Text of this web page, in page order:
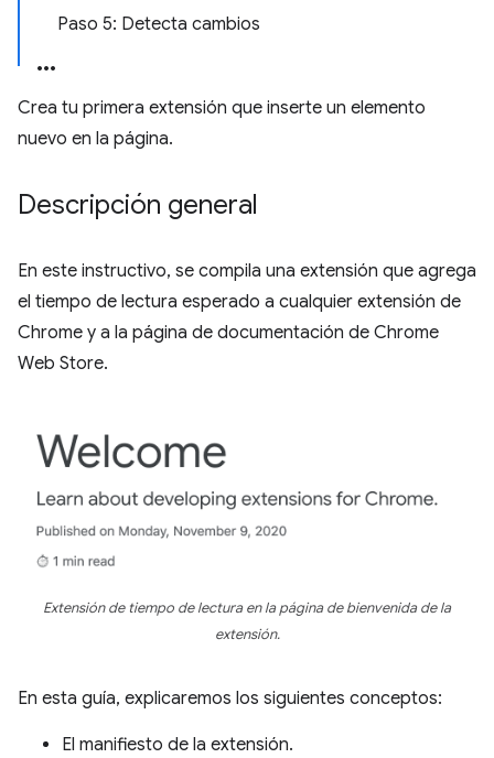
Paso 5: Detecta cambios
Crea tu primera extensión que inserte un elemento
nuevo en la página.
Descripción general
En este instructivo, se compila una extensión que agrega
el tiempo de lectura esperado a cualquier extensión de
Chrome y a la página de documentación de Chrome
Web Store.
Extensión de tiempo de lectura en la página de bienvenida de la
extensión.
En esta guía, explicaremos los siguientes conceptos:
El manifiesto de la extensión.